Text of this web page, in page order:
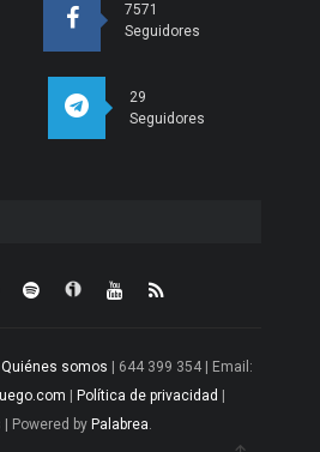
7571
Seguidores
29
Seguidores
Quiénes somos | 644 399 354 | Email:
Política de privacidad
| Powered by Palabrea.